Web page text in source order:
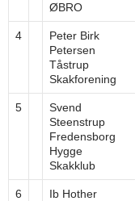
ØBRO
4
Peter Birk
Petersen
Tåstrup
Skakforening
5
Svend
Steenstrup
Fredensborg
Hygge
Skakklub
6
Ib Hother